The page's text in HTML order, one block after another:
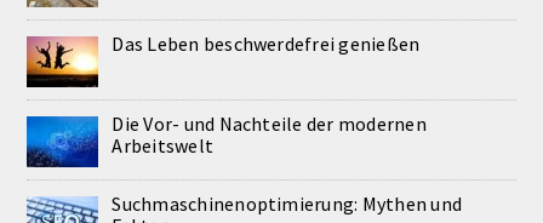
Das Leben beschwerdefrei genießen
Die Vor- und Nachteile der modernen
Arbeitswelt
Suchmaschinenoptimierung: Mythen und